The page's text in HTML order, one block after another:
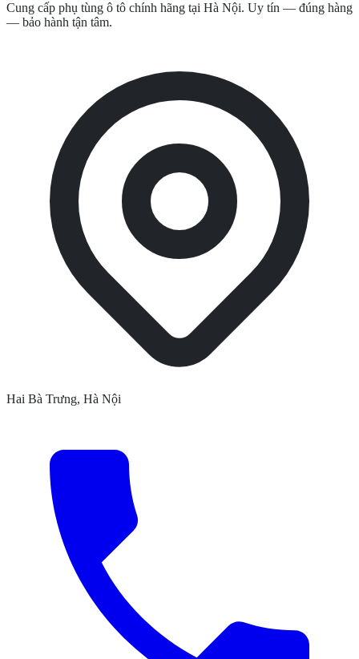
Cung cấp phụ tùng ô tô chính hãng tại Hà Nội. Uy tín — đúng hàng
— bảo hành tận tâm.
Hai Bà Trưng, Hà Nội